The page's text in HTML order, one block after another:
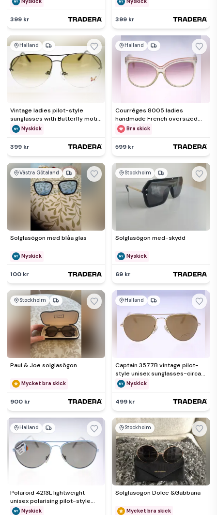
Nyskick
399 kr
Nyskick
399 kr
Halland
Vintage ladies pilot-style
sunglasses with Butterfly motif
detail-circa 80s-NEW
Nyskick
399 kr
Halland
Courréges 8005 ladies
handmade French oversized
sunglasses - circa 1970s-32g
Bra skick
599 kr
Västra Götaland
Solglasögon med blåa glas
Nyskick
100 kr
Stockholm
Solglasögon med-skydd
Nyskick
69 kr
Stockholm
Paul & Joe solglasögon
Mycket bra skick
900 kr
Halland
Captain 3577B vintage pilot-
style unisex sunglasses-circa
1980s (Weight: 22g)
Nyskick
499 kr
Halland
Polaroid 4213L lightweight
unisex polarising pilot-style
vintage sunglasses-NEW
Nyskick
Stockholm
Solglasögon Dolce &Gabbana
Mycket bra skick